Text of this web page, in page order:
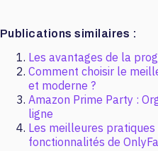
Publications similaires :
Les avantages de la
Comment choisir le
et moderne ?
Amazon Prime Party :
ligne
Les meilleures
fonctionnalités de